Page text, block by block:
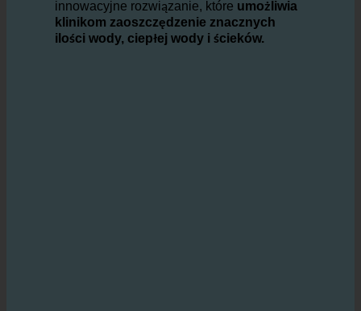
Technologia ecoturbino® oferuje
innowacyjne rozwiązanie, któreumożliwia